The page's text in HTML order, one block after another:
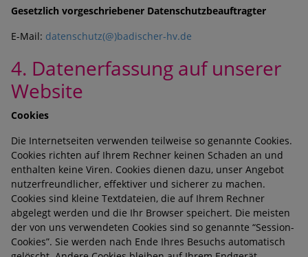
Gesetzlich vorgeschriebener Datenschutzbeauftragter
E-Mail: datenschutz(@)badischer-hv.de
4. Datenerfassung auf unserer
Website
Cookies
Die Internetseiten verwenden teilweise so genannte Cookies.
Cookies richten auf Ihrem Rechner keinen Schaden an und
enthalten keine Viren. Cookies dienen dazu, unser Angebot
nutzerfreundlicher, effektiver und sicherer zu machen.
Cookies sind kleine Textdateien, die auf Ihrem Rechner
abgelegt werden und die Ihr Browser speichert. Die meisten
der von uns verwendeten Cookies sind so genannte “Session-
Cookies”. Sie werden nach Ende Ihres Besuchs automatisch